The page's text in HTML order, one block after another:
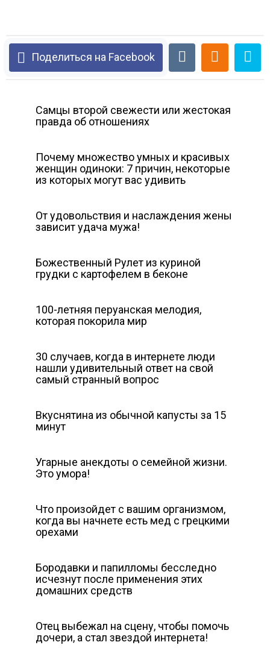
Поделиться на Facebook
Самцы второй свежести или жecтокая
правда об отношениях
Почему множество умных и красивых
женщин одиноки: 7 причин, некоторые
из которых могут вас удивить
От удовольствия и наслаждения жены
зависит удача мужа!
Божественный Рулет из куриной
грудки с картофелем в беконе
100-летняя перуанская мелодия,
которая покорила мир
30 случаев, когда в интернете люди
нашли удивительный ответ на свой
самый странный вопрос
Вкуснятина из обычной капусты за 15
минут
Угарные анекдоты о семейной жизни.
Это умора!
Что произойдет с вашим организмом,
когда вы начнете есть мед с грецкими
орехами
Бородавки и папилломы бесследно
исчезнут после применения этих
домашних средств
Отец выбежал на сцену, чтобы помочь
дочери, а стал звездой интернета!